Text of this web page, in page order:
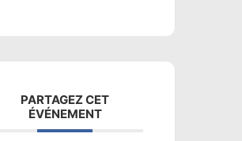
PARTAGEZ CET
ÉVÉNEMENT